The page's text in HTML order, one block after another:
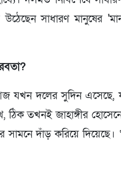
সাধারণ মানুষের
যখন দলের সুদিন এসেছে,
ঠিক তখনই জাহাঙ্গীর
সামনে দাঁড় করিয়ে দিয়েছে।